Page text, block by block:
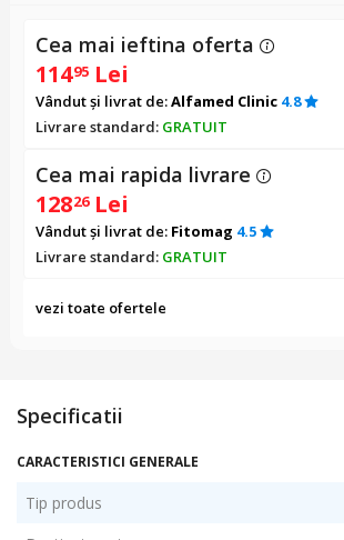
Cea mai ieftina oferta
11495 Lei
Vândut și livrat de:Alfamed Clinic 4.8
Livrare standard: GRATUIT
Cea mai rapida livrare
12826 Lei
Vândut și livrat de: Fitomag 4.5
Livrare standard: GRATUIT
vezi toate ofertele
Specificatii
CARACTERISTICI GENERALE
Tip produs